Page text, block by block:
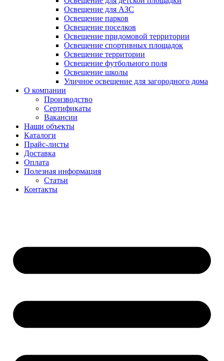
Освещение для АЗС
Освещение парков
Освещение поселков
Освещение придомовой территории
Освещение спортивных площадок
Освещение территории
Освещение футбольного поля
Освещение школы
Уличное освещение для загородного дома
О компании
Производство
Сертификаты
Вакансии
Наши объекты
Каталоги
Прайс-листы
Доставка
Оплата
Полезная информация
Статьи
Контакты